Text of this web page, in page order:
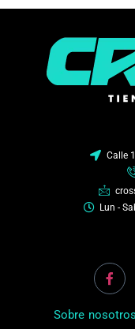
Calle
Lun -
Sobre nosotros